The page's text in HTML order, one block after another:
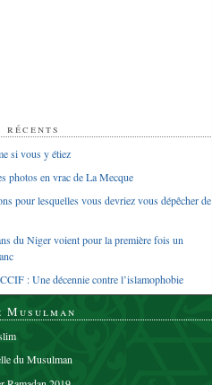
si vous y étiez
photos en vrac de La Mecque
pour lesquelles vous devriez vous dépêcher de
du Niger voient pour la première fois un
: Une décennie contre l’islamophobie
Musulman
du Musulman